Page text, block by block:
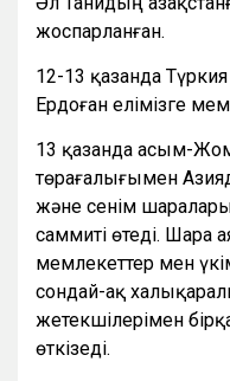
жоспарланған.
12-13 қазанда
Ердоған елімізге
13 қазанда Қасым-
төрағалығымен
және сенім шаралары
саммиті өтеді. Шара
мемлекеттер мен
сондай-ақ
жетекшілерімен
өткізеді.